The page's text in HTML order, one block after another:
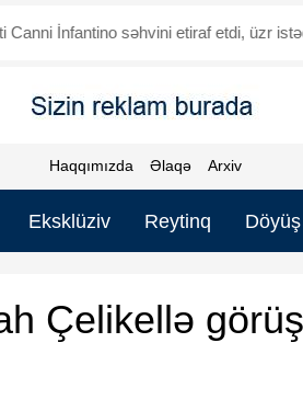
səhvini etiraf etdi, üzr istədi
Haqqımızda Əlaqə Arxiv
Eksklüziv Reytinq Döyüş
Çelikellə